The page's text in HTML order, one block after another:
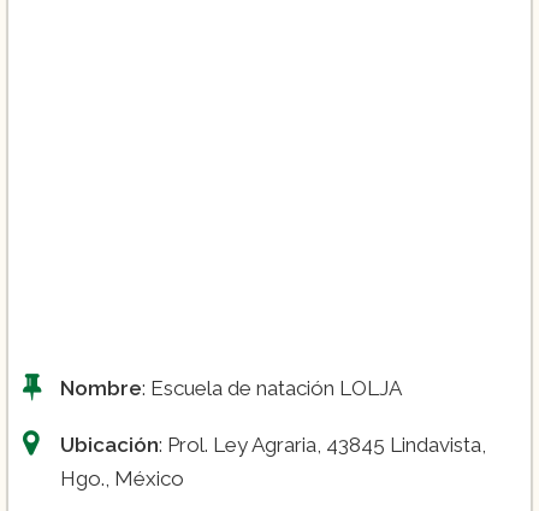
Nombre: Escuela de natación LOLJA
Ubicación: Prol. Ley Agraria, 43845 Lindavista,
Hgo., México